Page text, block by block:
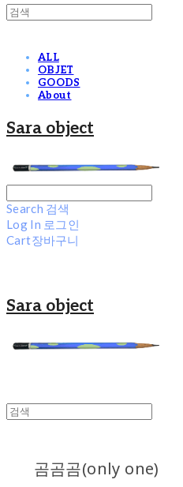
ALL
OBJET
GOODS
About
Sara object
Search 검색
Log In 로그인
Cart장바구니
Sara object
곰곰곰(only one)